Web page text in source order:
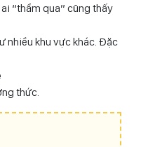
“thẩm qua” cũng thấy
nhiều khu vực khác. Đặc
thức.